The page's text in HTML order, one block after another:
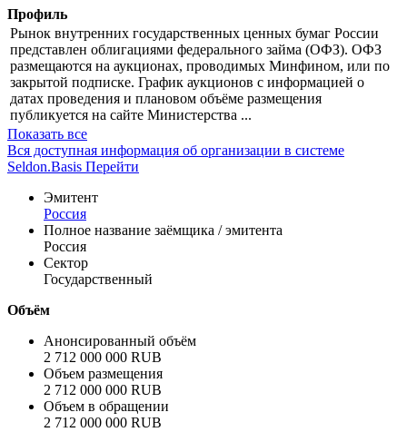
Профиль
Рынок внутренних государственных ценных бумаг России
представлен облигациями федерального займа (ОФЗ). ОФЗ
размещаются на аукционах, проводимых Минфином, или по
закрытой подписке. График аукционов с информацией о
датах проведения и плановом объёме размещения
публикуется на сайте Министерства ...
Показать все
Вся доступная информация об организации в системе
Seldon.Basis Перейти
Эмитент
Россия
Полное название заёмщика / эмитента
Россия
Сектор
Государственный
Объём
Анонсированный объём
2 712 000 000 RUB
Объем размещения
2 712 000 000 RUB
Объем в обращении
2 712 000 000 RUB